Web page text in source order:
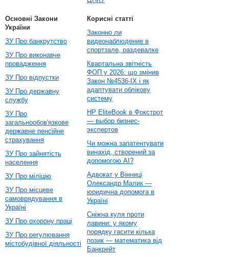
Основні Закони
України
ЗУ Про банкрутство
ЗУ Про виконавче
провадження
ЗУ Про відпустки
ЗУ Про державну
службу
ЗУ Про
загальнообов'язкове
державне пенсійне
страхування
ЗУ Про зайнятість
населення
ЗУ Про міліцію
ЗУ Про місцеве
самоврядування в
Україні
ЗУ Про охорону праці
ЗУ Про регулювання
містобудівної діяльності
Корисні статті
Законно ли
видеонаблюдение в
спортзале, раздевалке
Квартальна звітність
ФОП у 2026: що змінив
Закон №4536-IX і як
адаптувати облікову
систему
HP EliteBook в Фокстрот
— выбор бизнес-
экспертов
Чи можна запатентувати
винахід, створений за
допомогою AI?
Адвокат у Вінниці
Олександр Малик —
юридична допомога в
Україні
Сніжна куля проти
лавини: у якому
порядку гасити кілька
позик — математика від
Банкрейт